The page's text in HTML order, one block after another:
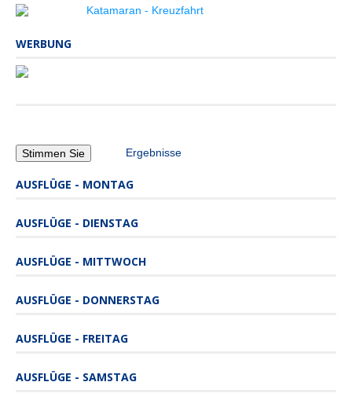
Katamaran - Kreuzfahrt
WERBUNG
Ergebnisse
AUSFLÜGE - MONTAG
AUSFLÜGE - DIENSTAG
AUSFLÜGE - MITTWOCH
AUSFLÜGE - DONNERSTAG
AUSFLÜGE - FREITAG
AUSFLÜGE - SAMSTAG